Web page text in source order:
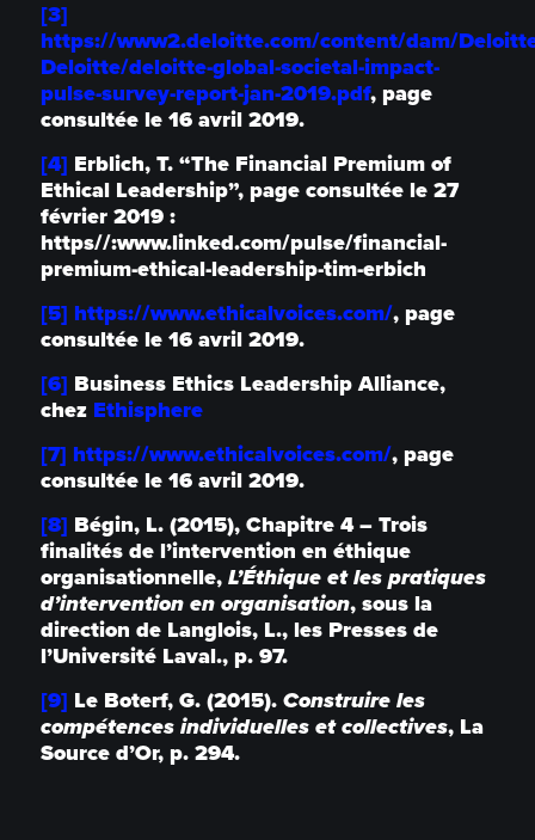
[3]
https://www2.deloitte.com/content/dam/
Deloitte/deloitte-global-societal-impact-
pulse-survey-report-jan-2019.pdf, page
consultée le 16 avril 2019.
[4] Erblich, T. “The Financial Premium of
Ethical Leadership”, page consultée le 27
février 2019 :
https//:www.linked.com/pulse/financial-
premium-ethical-leadership-tim-erbich
[5] https://www.ethicalvoices.com/, page
consultée le 16 avril 2019.
[6] Business Ethics Leadership Alliance,
chez Ethisphere
[7] https://www.ethicalvoices.com/, page
consultée le 16 avril 2019.
[8] Bégin, L. (2015), Chapitre 4 – Trois
finalités de l’intervention en éthique
organisationnelle, L’Éthique et les pratiques
d’intervention en organisation, sous la
direction de Langlois, L., les Presses de
l’Université Laval., p. 97.
[9] Le Boterf, G. (2015). Construire les
compétences individuelles et collectives, La
Source d’Or, p. 294.